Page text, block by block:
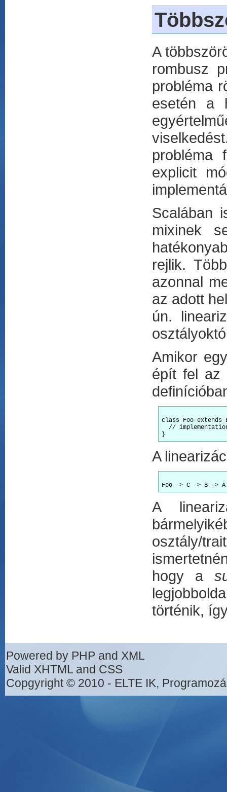
A
rombusz
probléma
esetén a
probléma
explicit
Scalában
mixinek
rejlik.
azonnal
az adott
ún.
Amikor
épít fel az
class Foo
//
A
A
osztály/
hogy a
történik,
Powered by PHP and XML
Valid XHTML and CSS
Copgyright © 2010 - ELTE IK,